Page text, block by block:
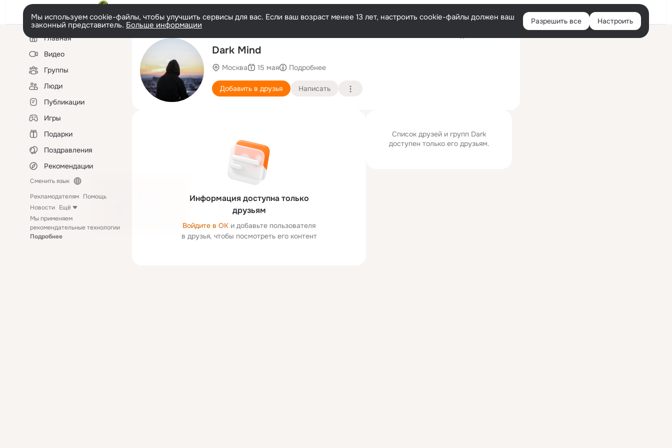
Войти
Мы используем cookie-файлы, чтобы улучшить сервисы для вас. Если ваш возраст менее 13 лет, настроить cookie-файлы должен ваш
законный представитель. Больше информации Разрешить все Настроить
Левая
колонкаГлавная
Видео
Группы
Люди
Публикации
Игры
Подарки
Поздравления
Рекомендации
Сменить язык
Рекламодателям Помощь
Новости Ещё
Мы применяем
рекомендательные технологии
Подробнее
Dark Mind
Москва 15 мая Подробнее
Добавить в друзья Написать
Информация доступна только
друзьям
Войдите в ОК и добавьте пользователя
в друзья, чтобы посмотреть его контент
Список друзей и групп Dark
доступен только его друзьям.